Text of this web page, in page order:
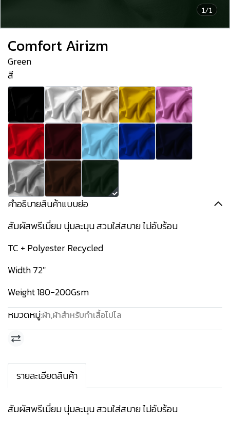
1/1
Comfort Airizm
Green
สี
คำอธิบายสินค้าแบบย่อ
สัมผัสพรีเมี่ยม นุ่มละมุน สวมใส่สบาย ไม่อับร้อน
TC + Polyester Recycled
Width 72''
Weight 180-200Gsm
หมวดหมู่:ผ้า,ผ้าสำหรับทำเสื้อโปโล
รายละเอียดสินค้า
สัมผัสพรีเมี่ยม นุ่มละมุน สวมใส่สบาย ไม่อับร้อน